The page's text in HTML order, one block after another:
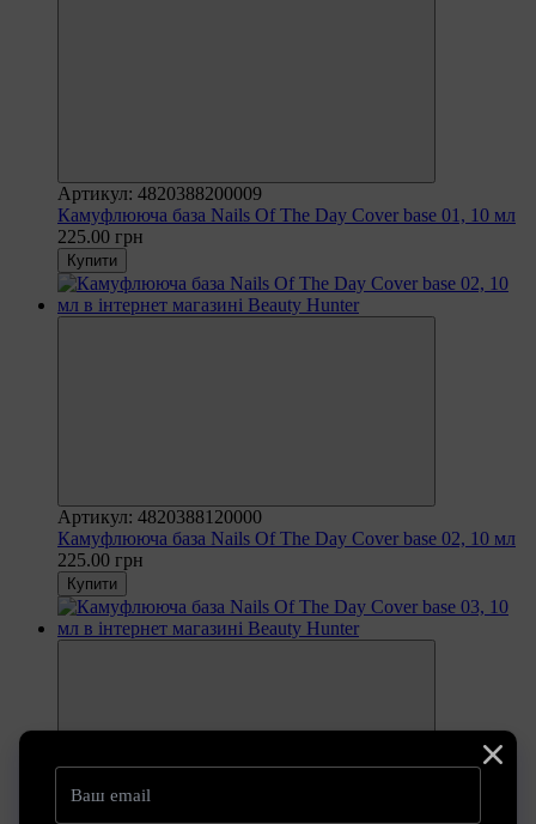
Артикул: 4820388200009
Камуфлююча база Nails Of The Day Cover base 01, 10 мл
225.00 грн
Купити
Артикул: 4820388120000
Камуфлююча база Nails Of The Day Cover base 02, 10 мл
225.00 грн
Купити